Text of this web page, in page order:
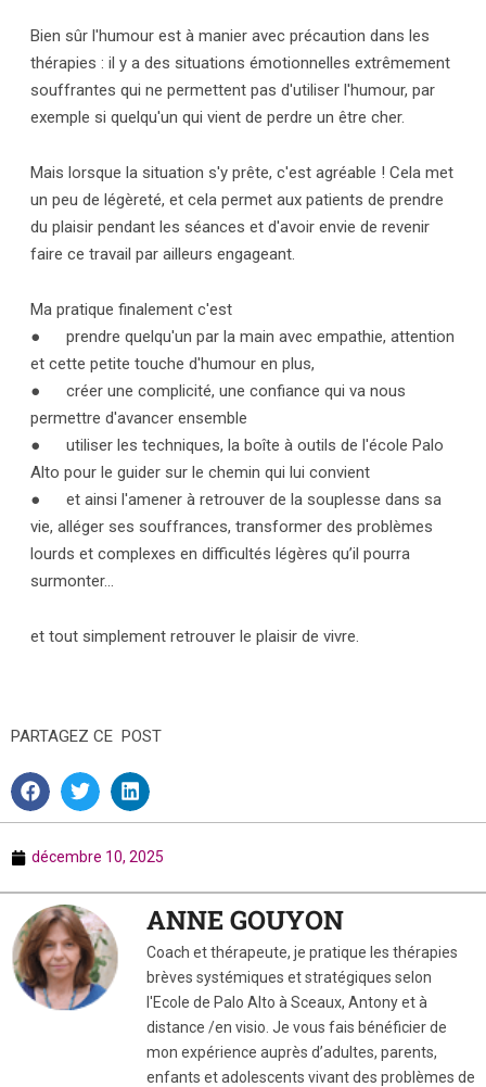
Bien sûr l'humour est à manier avec précaution dans les
thérapies : il y a des situations émotionnelles extrêmement
souffrantes qui ne permettent pas d'utiliser l'humour, par
exemple si quelqu'un qui vient de perdre un être cher.
Mais lorsque la situation s'y prête, c'est agréable ! Cela met
un peu de légèreté, et cela permet aux patients de prendre
du plaisir pendant les séances et d'avoir envie de revenir
faire ce travail par ailleurs engageant.
Ma pratique finalement c'est
● prendre quelqu'un par la main avec empathie, attention
et cette petite touche d'humour en plus,
● créer une complicité, une confiance qui va nous
permettre d'avancer ensemble
● utiliser les techniques, la boîte à outils de l'école Palo
Alto pour le guider sur le chemin qui lui convient
● et ainsi l'amener à retrouver de la souplesse dans sa
vie, alléger ses souffrances, transformer des problèmes
lourds et complexes en difficultés légères qu’il pourra
surmonter…
et tout simplement retrouver le plaisir de vivre.
PARTAGEZ CE POST
décembre 10, 2025
ANNE GOUYON
Coach et thérapeute, je pratique les thérapies
brèves systémiques et stratégiques selon
l'Ecole de Palo Alto à Sceaux, Antony et à
distance /en visio. Je vous fais bénéficier de
mon expérience auprès d’adultes, parents,
enfants et adolescents vivant des problèmes de